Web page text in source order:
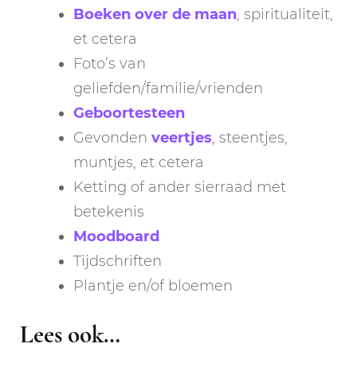
Boeken over de maan, spiritualiteit,
et cetera
Foto’s van
geliefden/familie/vrienden
Geboortesteen
Gevonden veertjes, steentjes,
muntjes, et cetera
Ketting of ander sierraad met
betekenis
Moodboard
Tijdschriften
Plantje en/of bloemen
Lees ook…